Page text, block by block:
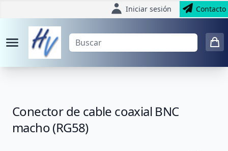
Iniciar sesión Contacto
Conector de cable coaxial BNC
macho (RG58)